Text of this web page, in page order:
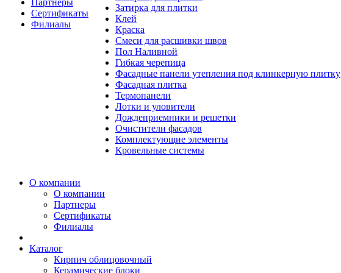
Партнеры
Сертификаты
Филиалы
Затирка для плитки
Клей
Краска
Смеси для расшивки швов
Пол Наливной
Гибкая черепица
Фасадные панели утепления под клинкерную плитку
Фасадная плитка
Термопанели
Лотки и уловители
Дождеприемники и решетки
Очистители фасадов
Комплектующие элементы
Кровельные системы
О компании
О компании
Партнеры
Сертификаты
Филиалы
Каталог
Кирпич облицовочный
Керамические блоки